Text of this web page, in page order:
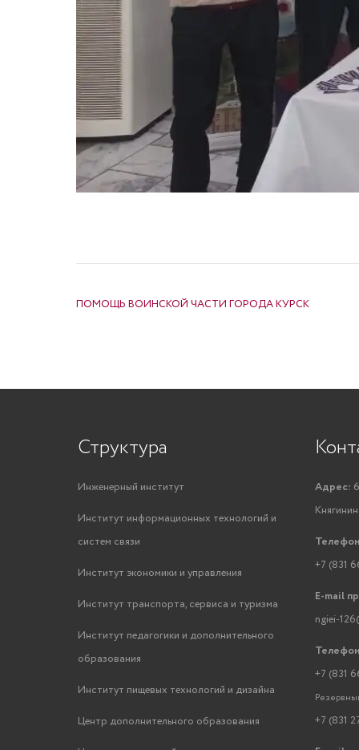
ПОМОЩЬ ВОИНСКОЙ ЧАСТИ ГОРОДА КУРСК
Структура
Инженерный институт
Институт информационных технологий и
систем связи
Институт экономики и управления
Институт транспорта, сервиса и туризма
Институт педагогики и дополнительного
образования
Институт пищевых технологий и дизайна
Центр дополнительного образования
Адрес:
+7 (831
E-mail
ngiei-
+7 (831
+7 (831